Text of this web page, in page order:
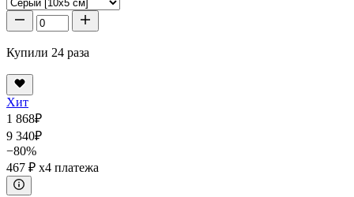
Купили 24 раза
Хит
1 868₽
9 340₽
−80%
467 ₽ x4 платежа